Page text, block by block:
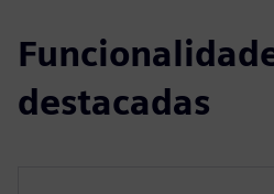
destacadas